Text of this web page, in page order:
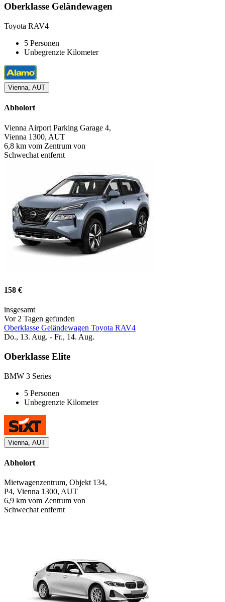
Oberklasse Geländewagen
Toyota RAV4
5 Personen
Unbegrenzte Kilometer
Vienna, AUT
Abholort
Vienna Airport Parking Garage 4,
Vienna 1300, AUT
6,8 km vom Zentrum von
Schwechat entfernt
158 €
insgesamt
Vor 2 Tagen gefunden
Oberklasse Geländewagen Toyota RAV4
Do., 13. Aug. - Fr., 14. Aug.
Oberklasse Elite
BMW 3 Series
5 Personen
Unbegrenzte Kilometer
Vienna, AUT
Abholort
Mietwagenzentrum, Objekt 134,
P4, Vienna 1300, AUT
6,9 km vom Zentrum von
Schwechat entfernt